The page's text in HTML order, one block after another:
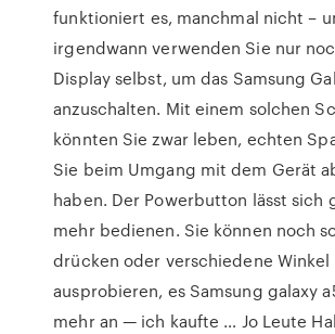
funktioniert es, manchmal nicht –
irgendwann verwenden Sie nur
Display selbst, um das Samsung
anzuschalten. Mit einem solchen
könnten Sie zwar leben, echten
Sie beim Umgang mit dem Gerät
haben. Der Powerbutton lässt sich
mehr bedienen. Sie können noch
drücken oder verschiedene Winkel
ausprobieren, es Samsung galaxy
mehr an — ich kaufte … Jo Leute